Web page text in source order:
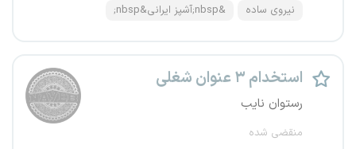
نیروی ساده &nbsp;آشپز ایرانی&nbsp;
استخدام ۳ عنوان شغلی
رستوان نایب
منقضی شده